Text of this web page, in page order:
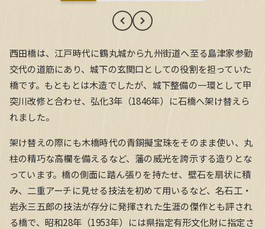
西田橋は、江戸時代に鶴丸城から九州街道へ至る島津家参勤
交代の道筋にあり、城下の玄関口としての役割を担っていた
橋です。もともとは木造でしたが、城下整備の一環として甲
突川改修と合わせ、弘化3年（1846年）に石橋へ架け替えら
れました。
架け替えの際にも木橋時代の青銅擬宝珠をそのまま使い、丸
柱の精巧な高欄を備えるなど、藩の威光を誇示する造りとな
っています。橋の側面に踏ん張りを持たせ、壁石を扇状に積
み、二重アーチに見せる技法を初めて用いるなど、名石工・
岩永三五郎の技法が存分に発揮された生涯の傑作とも評され
る橋で、昭和28年（1953年）には県指定有形文化財に指定さ